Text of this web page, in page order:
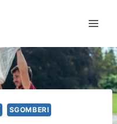
SGOMBERI